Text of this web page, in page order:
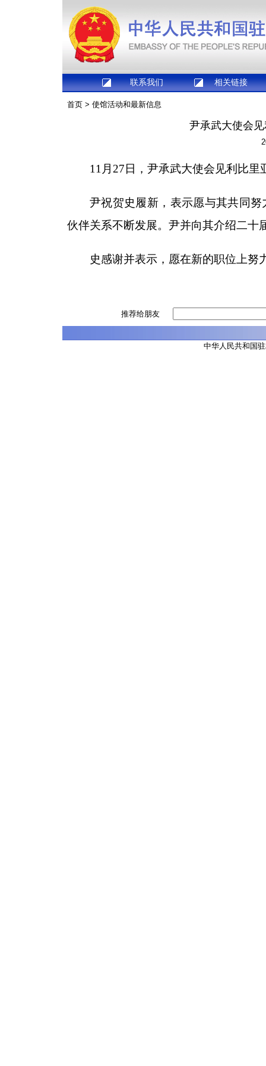
联系我们 相关链接
首页 > 使馆活动和最新信息
尹承武大使会
11月27日，尹承武大使会见利比
尹祝贺史履新，表示愿与其共同
伙伴关系不断发展。尹并向其介绍二十
史感谢并表示，愿在新的职位上努
推荐给朋友
中华人民共和国